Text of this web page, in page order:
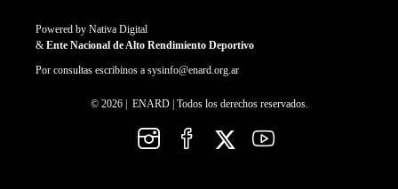
Powered by Nativa Digital
& Ente Nacional de Alto Rendimiento Deportivo
Por consultas escribinos a sysinfo@enard.org.ar
© 2026 | ENARD | Todos los derechos reservados.